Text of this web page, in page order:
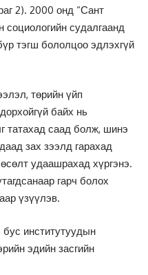
2). 2000 онд “Сант
социологийн судалгаанд
тэгш бололцоо эдлэхгүй
төрийн үйп
байх нь
татахад саад болж, шинэ
зах зээлд гарахад
удаашрахад хүргэнэ.
гарч болох
үзүүлэв.
институтуудын
эдийн засгийн